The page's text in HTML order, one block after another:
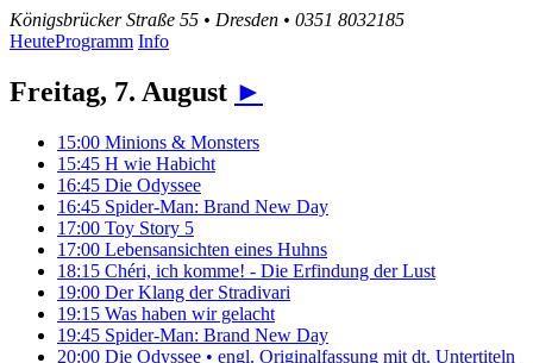
Königsbrücker Straße 55 • Dresden • 0351 8032185
HeuteProgramm Info
Freitag, 7. August ►
15:00 Minions & Monsters
15:45 H wie Habicht
16:45 Die Odyssee
16:45 Spider-Man: Brand New Day
17:00 Toy Story 5
17:00 Lebensansichten eines Huhns
18:15 Chéri, ich komme! - Die Erfindung der Lust
19:00 Der Klang der Stradivari
19:15 Was haben wir gelacht
19:45 Spider-Man: Brand New Day
20:00 Die Odyssee • engl. Originalfassung mit dt. Untertiteln